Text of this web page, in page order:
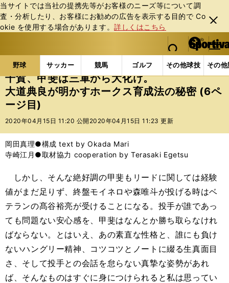
当サイトでは当社の提携先等がお客様のニーズ等について調
査・分析したり、お客様にお勧めの広告を表⽰する⽬的で Co
okie を使⽤する場合があります。詳しくはこちら
閉じ
る
web Sportiva (webスポルティーバ)
検索
マイペ
ー
ジ
メニュ
野球 サッカー 競馬 ゴルフ その他球技 その
b
ス
ポ
ル
テ
ー
バ
野球の記事一覧 プロ野球 千賀、甲斐は三軍から大
千賀、甲斐は三軍から大化け。
大道典良が明かすホークス育成法の秘密 (6ペ
ージ目)
2020年04月15日 11:20 公開 2020年04月15日 11:23 更新
岡田真理●構成 text by Okada Mari
寺崎江月●取材協力 cooperation by Terasaki Egetsu
しかし、そんな絶好調の甲斐もリードに関しては経験
値がまだ足りず、終盤モイネロや森唯斗が投げる時はベ
テランの髙谷裕亮が受けることになる。投手が誰であっ
ても問題ない安心感を、甲斐はなんとか勝ち取らなけれ
ばならない。とはいえ、あの素直な性格と、誰にも負け
ないハングリー精神、コツコツとノートに綴る生真面目
さ、そして投手との会話を怠らない真摯な姿勢があれ
ば、そんなものはすぐに身につけられると私は思ってい